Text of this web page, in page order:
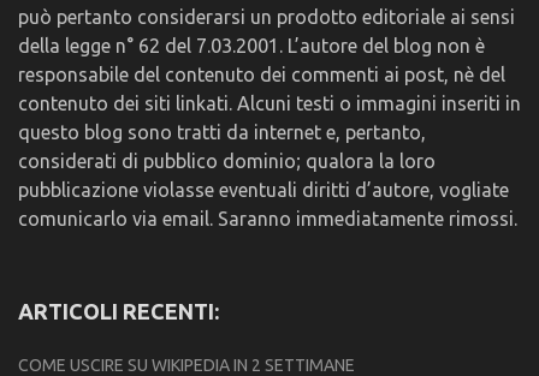
può pertanto considerarsi un prodotto editoriale ai sensi
della legge n° 62 del 7.03.2001. L’autore del blog non è
responsabile del contenuto dei commenti ai post, nè del
contenuto dei siti linkati. Alcuni testi o immagini inseriti in
questo blog sono tratti da internet e, pertanto,
considerati di pubblico dominio; qualora la loro
pubblicazione violasse eventuali diritti d’autore, vogliate
comunicarlo via email. Saranno immediatamente rimossi.
ARTICOLI RECENTI:
COME USCIRE SU WIKIPEDIA IN 2 SETTIMANE